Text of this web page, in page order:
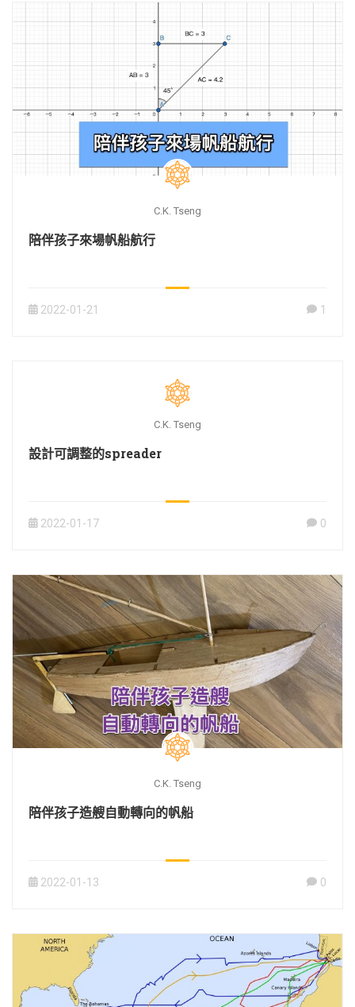
C.K. Tseng
陪伴孩子來場帆船航行
2022-01-21 1
C.K. Tseng
設計可調整的spreader
2022-01-17 0
C.K. Tseng
陪伴孩子造艘自動轉向的帆船
2022-01-13 0